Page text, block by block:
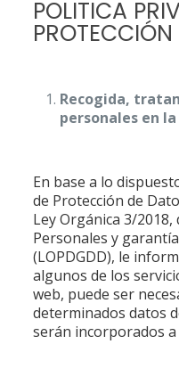
POLITICA
Recogida,
personales en
En base a lo
de Protección de
Ley Orgánica 3/
Personales y
(LOPDGDD), le
algunos de los
web, puede ser
determinados datos
serán incorporados